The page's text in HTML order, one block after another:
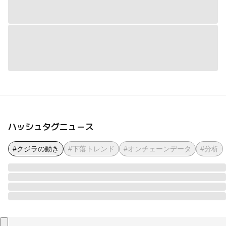
ハッシュタグニュース
#クジラの動き #下落トレンド #オンチェーンデータ #分析